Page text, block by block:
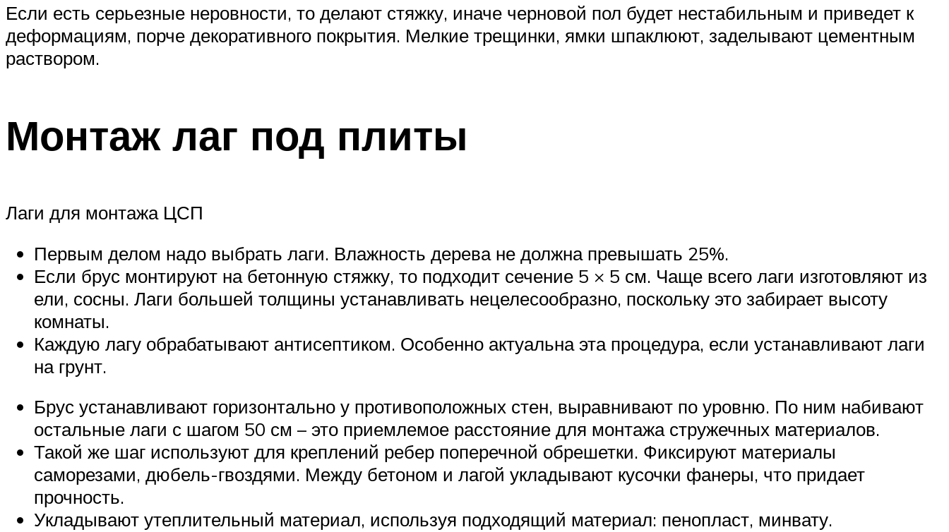
Если есть серьезные неровности, то делают стяжку, иначе черновой пол будет нестабильным и приведет к
деформациям, порче декоративного покрытия. Мелкие трещинки, ямки шпаклюют, заделывают цементным
раствором.
Монтаж лаг под плиты
Лаги для монтажа ЦСП
Первым делом надо выбрать лаги. Влажность дерева не должна превышать 25%.
Если брус монтируют на бетонную стяжку, то подходит сечение 5 × 5 см. Чаще всего лаги изготовляют из
ели, сосны. Лаги большей толщины устанавливать нецелесообразно, поскольку это забирает высоту
комнаты.
Каждую лагу обрабатывают антисептиком. Особенно актуальна эта процедура, если устанавливают лаги
на грунт.
Брус устанавливают горизонтально у противоположных стен, выравнивают по уровню. По ним набивают
остальные лаги с шагом 50 см – это приемлемое расстояние для монтажа стружечных материалов.
Такой же шаг используют для креплений ребер поперечной обрешетки. Фиксируют материалы
саморезами, дюбель-гвоздями. Между бетоном и лагой укладывают кусочки фанеры, что придает
прочность.
Укладывают утеплительный материал, используя подходящий материал: пенопласт, минвату.